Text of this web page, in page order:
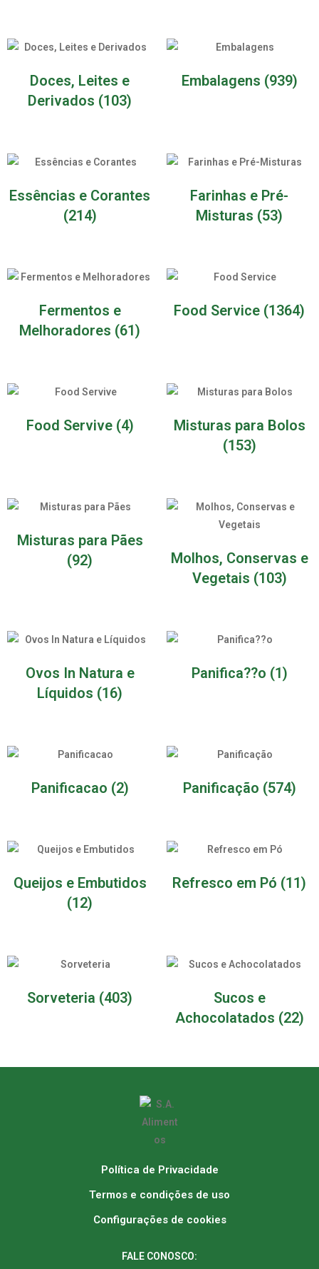
Doces, Leites e
Derivados (103)
Embalagens (939)
Essências e Corantes
(214)
Farinhas e Pré-
Misturas (53)
Fermentos e
Melhoradores (61)
Food Service (1364)
Food Servive (4)
Misturas para Bolos
(153)
Misturas para Pães
(92)
Molhos, Conservas e
Vegetais (103)
Ovos In Natura e
Líquidos (16)
Panifica??o (1)
Panificacao (2) Panificação (574)
Queijos e Embutidos
(12)
Refresco em Pó (11)
Sorveteria (403)
Sucos e
Achocolatados (22)
Política de Privacidade
Termos e condições de uso
Configurações de cookies
FALE CONOSCO: